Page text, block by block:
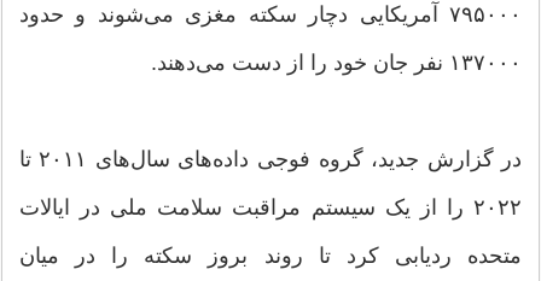
۷۹۵۰۰۰ آمریکایی دچار سکته مغزی می‌شوند و حدود
۱۳۷۰۰۰ نفر جان خود را از دست می‌دهند.
در گزارش جدید، گروه فوجی داده‌های سال‌های ۲۰۱۱ تا
۲۰۲۲ را از یک سیستم مراقبت سلامت ملی در ایالات
متحده ردیابی کرد تا روند بروز سکته را در میان